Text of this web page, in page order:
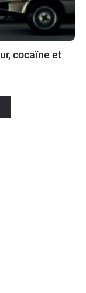
cocaïne et